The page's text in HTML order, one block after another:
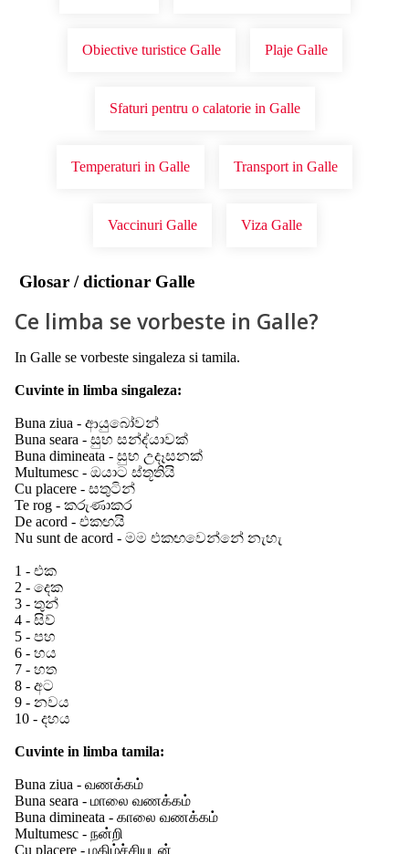
Obiective turistice Galle Plaje Galle
Sfaturi pentru o calatorie in Galle
Temperaturi in Galle Transport in Galle
Vaccinuri Galle Viza Galle
Glosar / dictionar Galle
Ce limba se vorbeste in Galle?
In Galle se vorbeste singaleza si tamila.
Cuvinte in limba singaleza:
Buna ziua - ආයුබෝවන්
Buna seara - සුභ සන්ද්යාවක්
Buna dimineata - සුභ උදෑසනක්
Multumesc - ඔයාට ස්තූතියි
Cu placere - සතුටින්
Te rog - කරුණාකර
De acord - එකඟයි
Nu sunt de acord - මම එකඟවෙන්නේ නැහැ
1 - එක
2 - දෙක
3 - තුන්
4 - සිව්
5 - පහ
6 - හය
7 - හත
8 - අට
9 - නවය
10 - දහය
Cuvinte in limba tamila:
Buna ziua - வணக்கம்
Buna seara - மாலை வணக்கம்
Buna dimineata - காலை வணக்கம்
Multumesc - நன்றி
Cu placere - மகிழ்ச்சியுடன்